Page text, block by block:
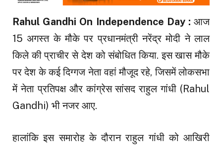
Rahul Gandhi On Independence Day : आज
15 अगस्त के मौके पर प्रधानमंत्री नरेंद्र मोदी ने लाल
किले की प्राचीर से देश को संबोधित किया. इस खास मौके
पर देश के कई दिग्गज नेता वहां मौजूद रहे, जिसमें लोकसभा
में नेता प्रतिपक्ष और कांग्रेस सांसद राहुल गांधी (Rahul
Gandhi) भी नजर आए.
हालांकि इस समारोह के दौरान राहुल गांधी को आखिरी